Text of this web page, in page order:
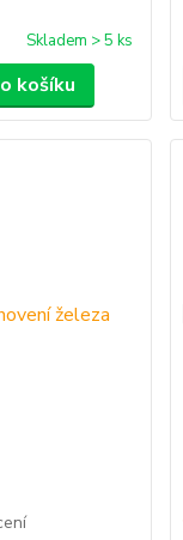
Skladem > 5 ks
košíku